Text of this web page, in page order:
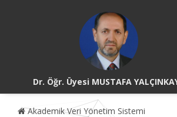
Dr. Öğr. Üyesi MUSTAFA
Akademik Veri Yönetim Sistemi